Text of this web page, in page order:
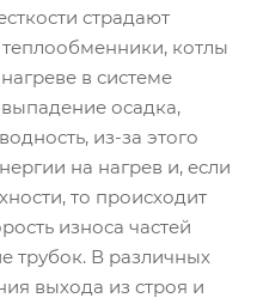
страдают
котлы
в системе
осадка,
из-за этого
на нагрев и, если
то происходит
износа частей
трубок. В различных
выхода из строя и